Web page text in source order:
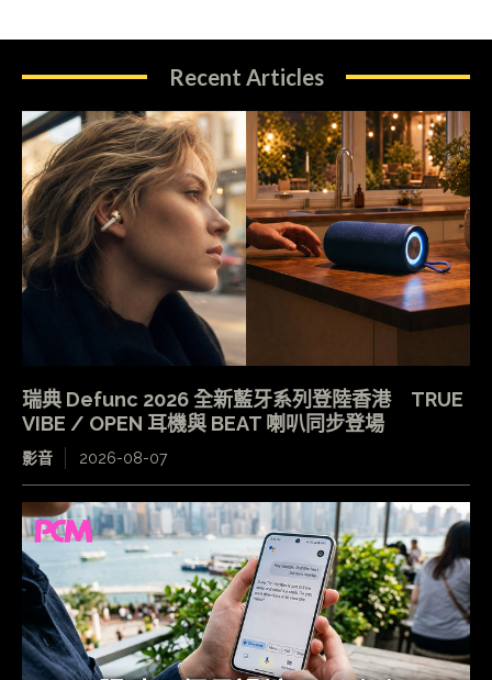
Recent Articles
瑞典 Defunc 2026 全新藍牙系列登陸香港 TRUE
VIBE / OPEN 耳機與 BEAT 喇叭同步登場
影音 2026-08-07